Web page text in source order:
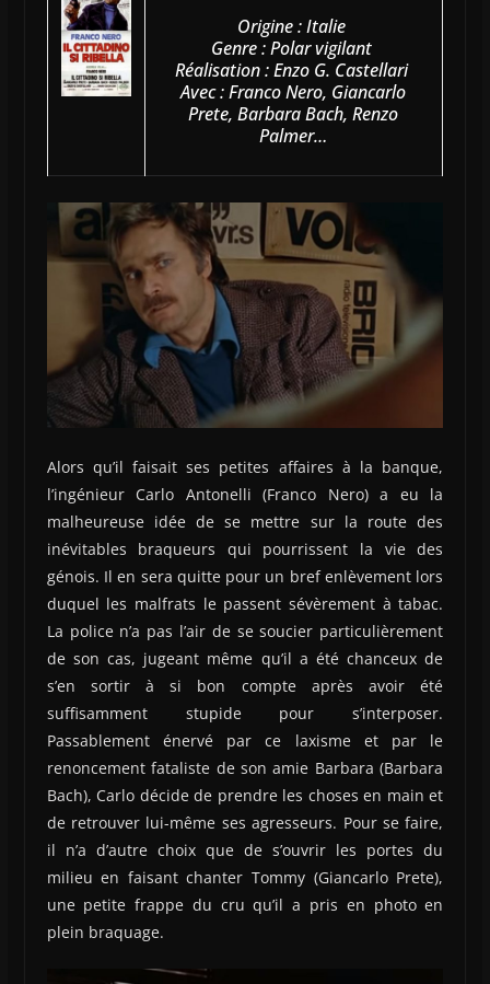
Origine : Italie
Genre : Polar vigilant
Réalisation : Enzo G. Castellari
Avec : Franco Nero, Giancarlo
Prete, Barbara Bach, Renzo
Palmer…
Alors qu’il faisait ses petites affaires à la banque,
l’ingénieur Carlo Antonelli (Franco Nero) a eu la
malheureuse idée de se mettre sur la route des
inévitables braqueurs qui pourrissent la vie des
génois. Il en sera quitte pour un bref enlèvement lors
duquel les malfrats le passent sévèrement à tabac.
La police n’a pas l’air de se soucier particulièrement
de son cas, jugeant même qu’il a été chanceux de
s’en sortir à si bon compte après avoir été
suffisamment stupide pour s’interposer.
Passablement énervé par ce laxisme et par le
renoncement fataliste de son amie Barbara (Barbara
Bach), Carlo décide de prendre les choses en main et
de retrouver lui-même ses agresseurs. Pour se faire,
il n’a d’autre choix que de s’ouvrir les portes du
milieu en faisant chanter Tommy (Giancarlo Prete),
une petite frappe du cru qu’il a pris en photo en
plein braquage.